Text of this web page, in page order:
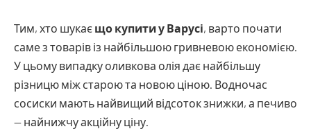
Тим, хто шукає що купити у Варусі, варто почати
саме з товарів із найбільшою гривневою економією.
У цьому випадку оливкова олія дає найбільшу
різницю між старою та новою ціною. Водночас
сосиски мають найвищий відсоток знижки, а печиво
— найнижчу акційну ціну.